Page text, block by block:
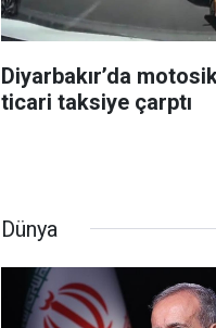
Diyarbakır’da
ticari taksiye çarptı
Dünya